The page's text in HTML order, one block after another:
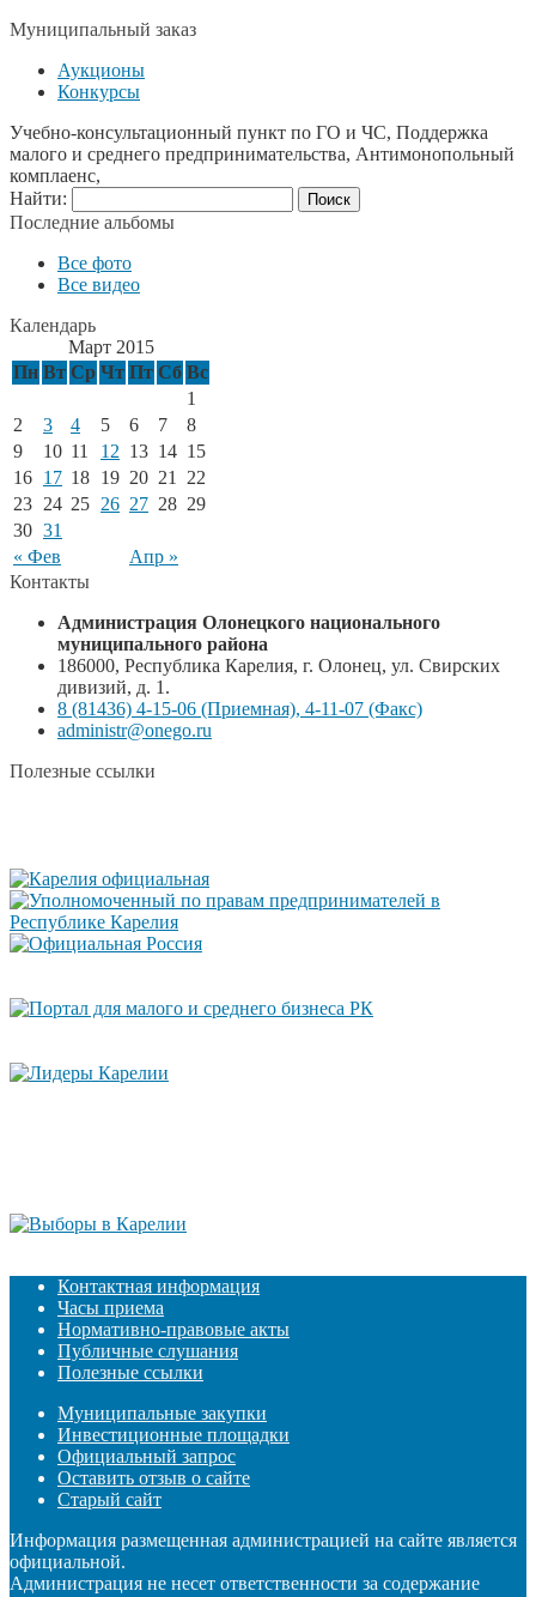
Муниципальный заказ
Аукционы
Конкурсы
Учебно-консультационный пункт по ГО и ЧС, Поддержка
малого и среднего предпринимательства, Антимонопольный
комплаенс,
Найти:
Последние альбомы
Все фото
Все видео
Календарь
Март 2015
Пн Вт Ср Чт Пт Сб Вс
« Фев Апр »
1
2
3 4 5 6 7
8
9
10 11 12 13 14 15
16 17 18 19 20 21
22
23 24 25 26 27 28 29
30 31
Контакты
Администрация Олонецкого национального
муниципального района
186000, Республика Карелия, г. Олонец, ул. Свирских
дивизий, д. 1.
8 (81436) 4-15-06 (Приемная), 4-11-07 (Факс)
administr@onego.ru
Полезные ссылки
Контактная информация
Часы приема
Нормативно-правовые акты
Публичные слушания
Полезные ссылки
Муниципальные закупки
Инвестиционные площадки
Официальный запрос
Оставить отзыв о сайте
Старый сайт
Информация размещенная администрацией на сайте является
официальной.
Администрация не несет ответственности за содержание